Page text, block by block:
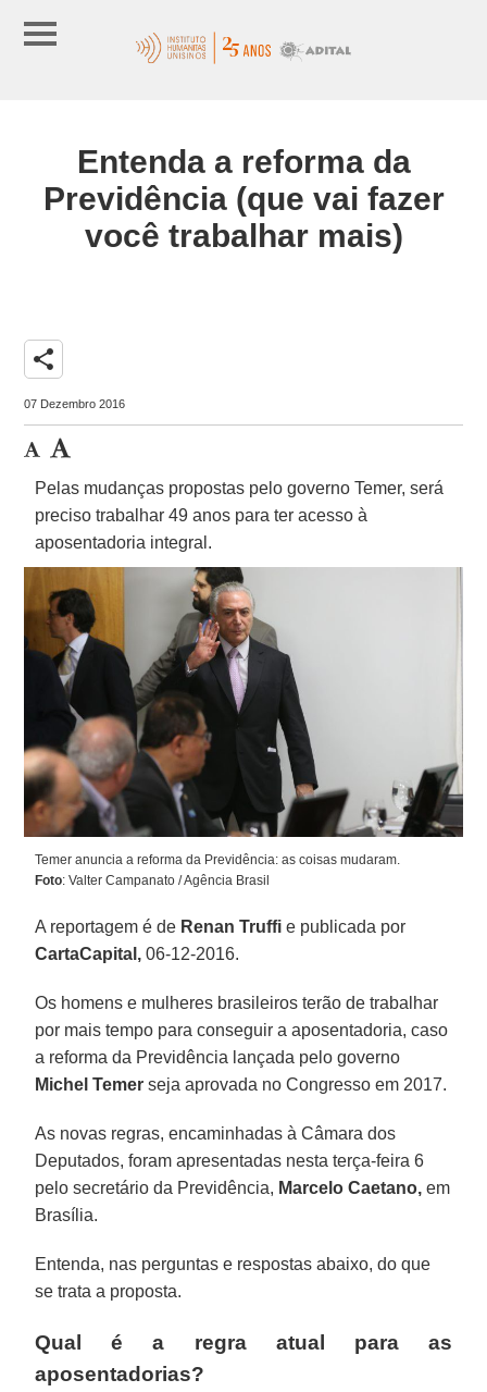
Entenda a reforma da
Previdência (que vai fazer
você trabalhar mais)
share
07 Dezembro 2016
Pelas mudanças propostas pelo governo Temer, será
preciso trabalhar 49 anos para ter acesso à
aposentadoria integral.
Temer anuncia a reforma da Previdência: as coisas mudaram.
Foto: Valter Campanato / Agência Brasil
A reportagem é de Renan Truffi e publicada por
CartaCapital, 06-12-2016.
Os homens e mulheres brasileiros terão de trabalhar
por mais tempo para conseguir a aposentadoria, caso
a reforma da Previdência lançada pelo governo
Michel Temer seja aprovada no Congresso em 2017.
As novas regras, encaminhadas à Câmara dos
Deputados, foram apresentadas nesta terça-feira 6
pelo secretário da Previdência, Marcelo Caetano, em
Brasília.
Entenda, nas perguntas e respostas abaixo, do que
se trata a proposta.
Qual é a regra atual para as
aposentadorias?